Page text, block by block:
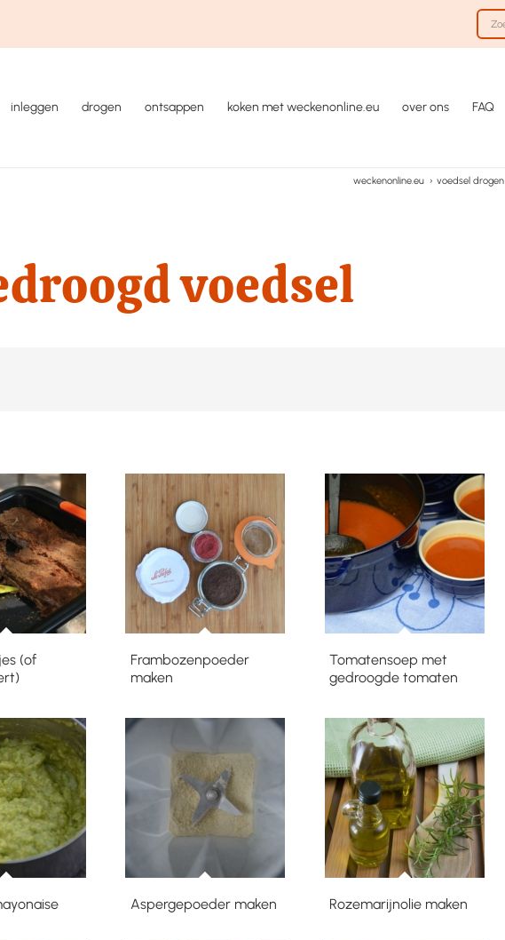
inleggen drogen ontsappen koken met weckenonline.eu over ons FAQ
weckenonline.eu › voedsel drogen
voedsel
(of
Frambozenpoeder
maken
Tomatensoep met
gedroogde tomaten
Aspergepoeder maken Rozemarijnolie maken